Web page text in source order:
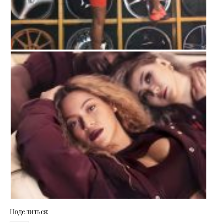
Поделиться: